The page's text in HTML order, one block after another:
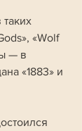
«Wolf
— в
«1883» и